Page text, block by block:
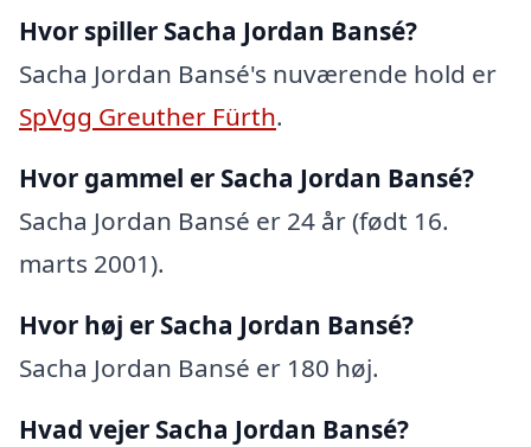
Hvor spiller Sacha Jordan Bansé?
Sacha Jordan Bansé's nuværende hold er
SpVgg Greuther Fürth.
Hvor gammel er Sacha Jordan Bansé?
Sacha Jordan Bansé er 24 år (født 16.
marts 2001).
Hvor høj er Sacha Jordan Bansé?
Sacha Jordan Bansé er 180 høj.
Hvad vejer Sacha Jordan Bansé?